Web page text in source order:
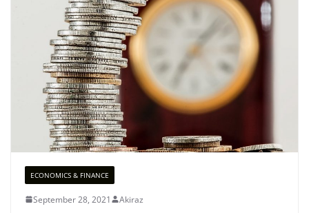
ECONOMICS & FINANCE
September 28, 2021 Akiraz